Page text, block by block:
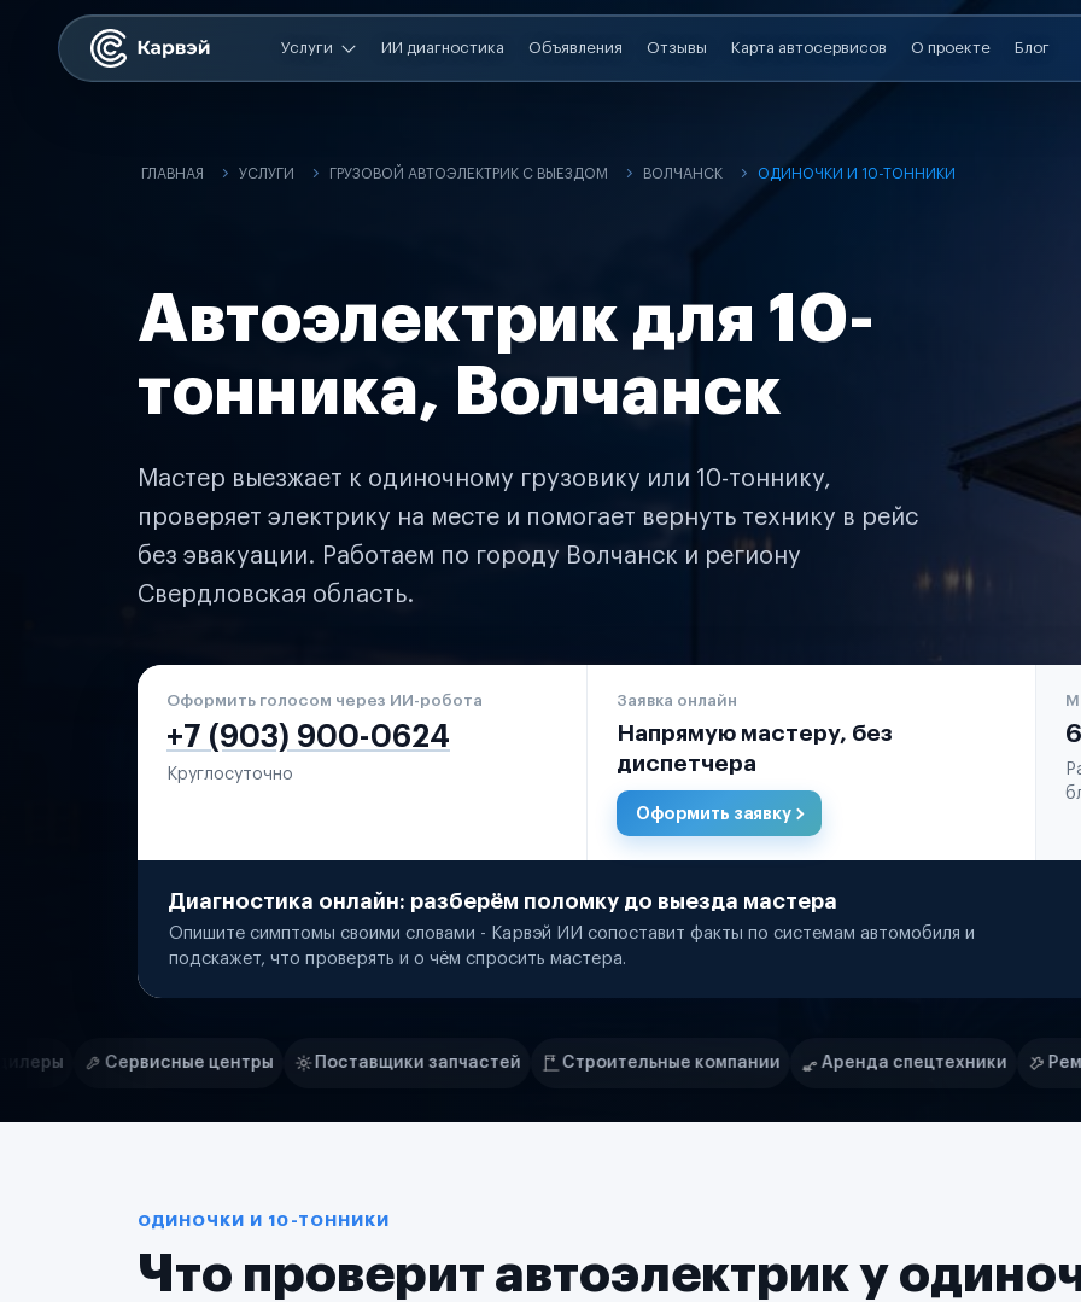
Услуги ИИ диагностика Объявления Отзывы Карта автосервисов О проекте Блог
ГЛАВНАЯ УСЛУГИ ГРУЗОВОЙ АВТОЭЛЕКТРИК С ВЫЕЗДОМ ВОЛЧАНСК ОДИНОЧКИ И 10-ТОННИКИ
Автоэлектрик для 10-
тонника, Волчанск
Мастер выезжает к одиночному грузовику или 10-тоннику,
проверяет электрику на месте и помогает вернуть технику в рейс
без эвакуации. Работаем по городу Волчанск и региону
Свердловская область.
Оформить голосом через ИИ-робота
+7 (903) 900-0624
Круглосуточно
Заявка онлайн
Напрямую мастеру, без
диспетчера
Оформить заявку
Диагностика онлайн: разберём поломку до выезда мастера
Опишите симптомы своими словами - Карвэй ИИ сопоставит факты по системам автомобиля и
подскажет, что проверять и о чём спросить мастера.
Нам доверяют
центры Поставщики запчастей Строительные компании Аренда спецтехники Ремонт спецтехники
Маркетплейсы
Логистические компании
Поставщики запчастей
Строительные компании
ОДИНОЧКИ И 10-ТОННИКИ
Что проверит автоэлектрик у